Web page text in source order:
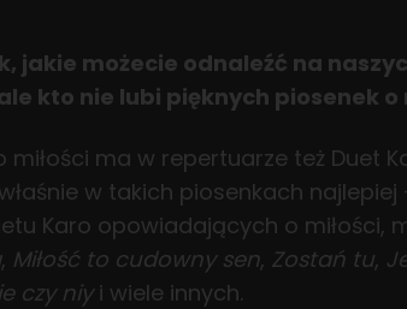
możecie odnaleźć na
kto nie lubi pięknych piosenek o
ma w repertuarze też Duet
w takich piosenkach
Karo opowiadających o miłości,
, Miłość to cudowny sen, Zostań tu,
czy niyi wiele innych.